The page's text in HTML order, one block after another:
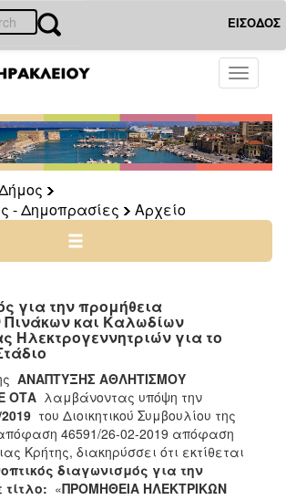
ΕΙΣΟΔΟΣ
Toggle
- Δημοπρασίες
Αρχείο
για την προμήθεια
Πινάκων και Καλωδίων
Ηλεκτρογεννητριών για το
ΑΝΑΠΤΥΞΗΣ ΑΘΛΗΤΙΣΜΟΥ
ΟΤΑ λαμβάνοντας υπόψη την
του Διοικητικού Συμβουλίου της
46591/26-02-2019 απόφαση
Κρήτης, διακηρύσσει ότι εκτίθεται
διαγωνισμός για την
«ΠΡΟΜΗΘΕΙΑ ΗΛΕΚΤΡΙΚΩΝ